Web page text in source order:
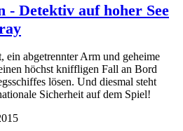
- Detektiv auf hoher See
ein abgetrennter Arm und geheime
höchst kniffligen Fall an Bord
lösen. Und diesmal steht
Sicherheit auf dem Spiel!